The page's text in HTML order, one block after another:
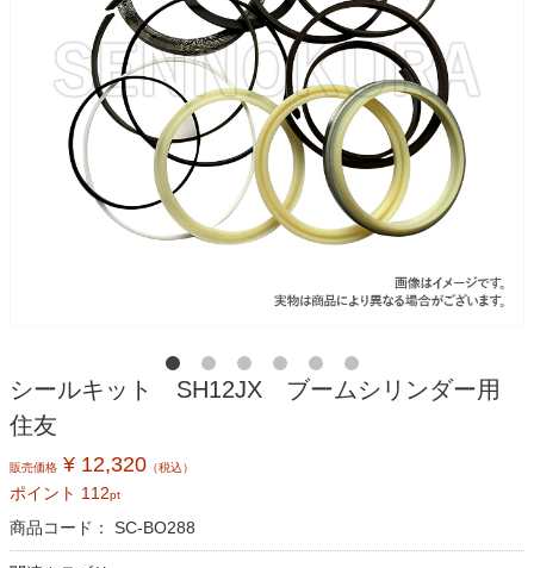
シールキット SH12JX ブームシリンダー用
住友
販売価格 ¥ 12,320 （税込）
ポイント 112pt
商品コード： SC-BO288